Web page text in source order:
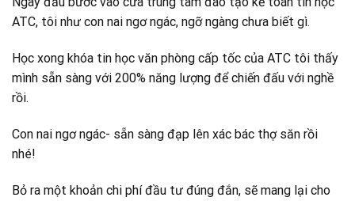
ATC, tôi như con nai ngơ ngác, ngỡ ngàng chưa biết gì.
Học xong khóa tin học văn phòng cấp tốc của ATC tôi thấy
mình sẵn sàng với 200% năng lượng để chiến đấu với nghề
rồi.
Con nai ngơ ngác- sẵn sàng đạp lên xác bác thợ săn rồi
nhé!
Bỏ ra một khoản chi phí đầu tư đúng đắn, sẽ mang lại cho